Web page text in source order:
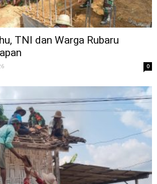
TNI dan Warga Rubaru
0